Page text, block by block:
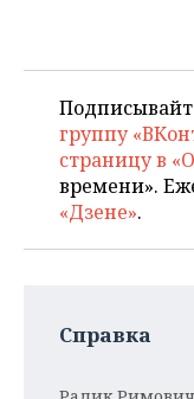
группу
страницу в
времени».
«Дзене».
Справка